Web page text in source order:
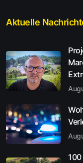
Aktuelle